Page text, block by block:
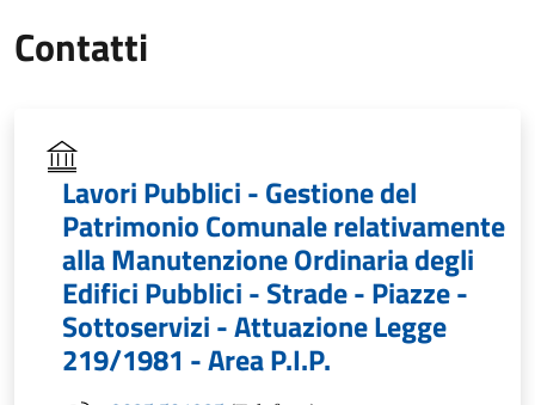
Contatti
Lavori Pubblici - Gestione del
Patrimonio Comunale relativamente
alla Manutenzione Ordinaria degli
Edifici Pubblici - Strade - Piazze -
Sottoservizi - Attuazione Legge
219/1981 - Area P.I.P.